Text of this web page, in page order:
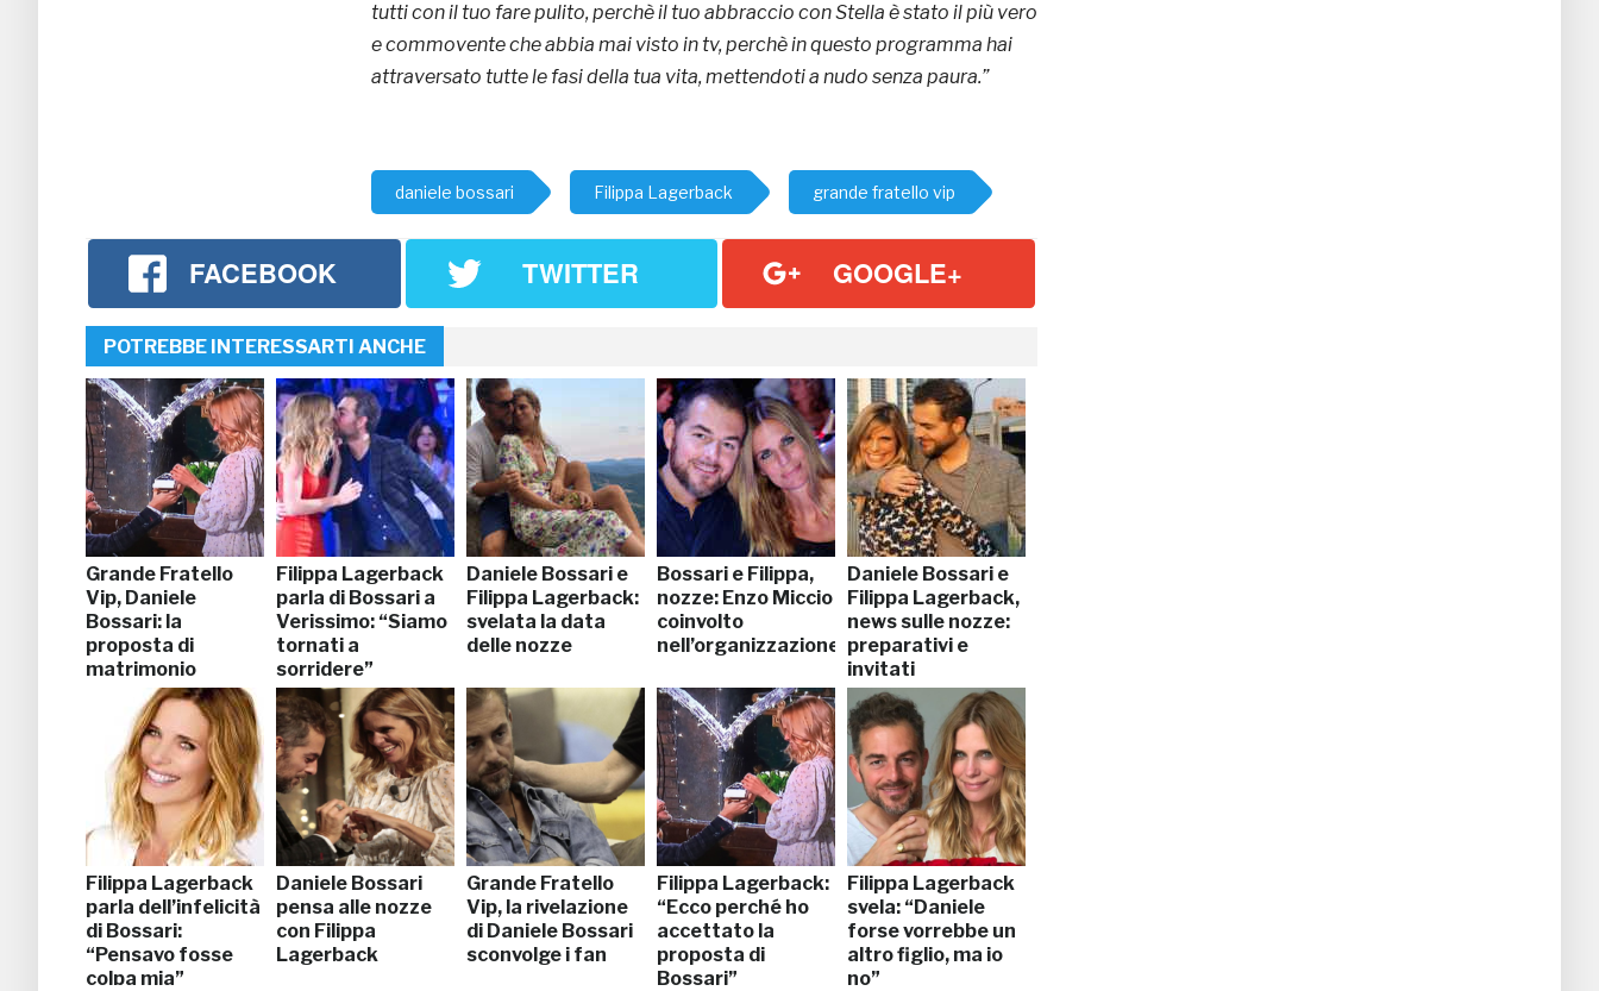
tutti con il tuo fare pulito, perchè il tuo abbraccio con Stella è stato il più vero
e commovente che abbia mai visto in tv, perchè in questo programma hai
attraversato tutte le fasi della tua vita, mettendoti a nudo senza paura.”
daniele bossari Filippa Lagerback grande fratello vip
FACEBOOK TWITTER GOOGLE+
POTREBBE INTERESSARTI ANCHE
Grande Fratello
Vip, Daniele
Bossari: la
proposta di
matrimonio
stupisce
Filippa Lagerback
parla di Bossari a
Verissimo: “Siamo
tornati a
sorridere”
Daniele Bossari e
Filippa Lagerback:
svelata la data
delle nozze
Bossari e Filippa,
nozze: Enzo Miccio
coinvolto
nell’organizzazione
Daniele Bossari e
Filippa Lagerback,
news sulle nozze:
preparativi e
invitati
Filippa Lagerback
parla dell’infelicità
di Bossari:
“Pensavo fosse
colpa mia”
Daniele Bossari
pensa alle nozze
con Filippa
Lagerback
Grande Fratello
Vip, la rivelazione
di Daniele Bossari
sconvolge i fan
Filippa Lagerback:
“Ecco perché ho
accettato la
proposta di
Bossari”
Filippa Lagerback
svela: “Daniele
forse vorrebbe un
altro figlio, ma io
no”